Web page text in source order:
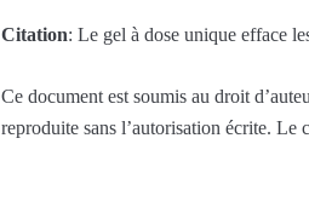
Citation: Le gel à dose unique efface
Ce document est soumis au droit
reproduite sans l’autorisation écrite.